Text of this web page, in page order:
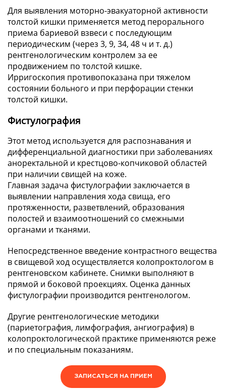
Для выявления моторно-эвакуаторной активности
толстой кишки применяется метод перорального
приема бариевой взвеси с последующим
периодическим (через 3, 9, 34, 48 ч и т. д.)
рентгенологическим контролем за ее
продвижением по толстой кишке.
Ирригоскопия противопоказана при тяжелом
состоянии больного и при перфорации стенки
толстой кишки.
Фистулография
Этот метод используется для распознавания и
дифференциальной диагностики при заболеваниях
аноректальной и крестцово-копчиковой областей
при наличии свищей на коже.
Главная задача фистулографии заключается в
выявлении направления хода свища, его
протяженности, разветвлений, образования
полостей и взаимоотношений со смежными
органами и тканями.
Непосредственное введение контрастного вещества
в свищевой ход осуществляется колопроктологом в
рентгеновском кабинете. Снимки выполняют в
прямой и боковой проекциях. Оценка данных
фистулографии производится рентгенологом.
Другие рентгенологические методики
(париетография, лимфография, ангиография) в
колопроктологической практике применяются реже
и по специальным показаниям.
ЗАПИСАТЬСЯ НА ПРИЕМ